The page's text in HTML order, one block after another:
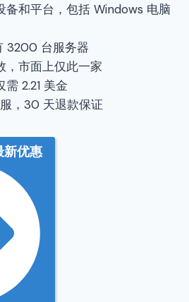
备和平台，包括 Windows 电脑
3200 台服务器
，市面上仅此一家
2.21 美金
，30 天退款保证
优惠